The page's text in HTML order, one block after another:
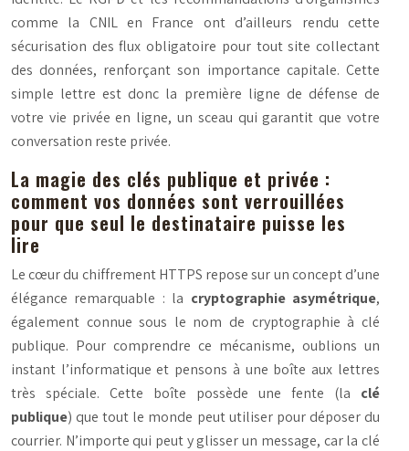
comme la CNIL en France ont d’ailleurs rendu cette
sécurisation des flux obligatoire pour tout site collectant
des données, renforçant son importance capitale. Cette
simple lettre est donc la première ligne de défense de
votre vie privée en ligne, un sceau qui garantit que votre
conversation reste privée.
La magie des clés publique et privée :
comment vos données sont verrouillées
pour que seul le destinataire puisse les
lire
Le cœur du chiffrement HTTPS repose sur un concept d’une
élégance remarquable : la cryptographie asymétrique,
également connue sous le nom de cryptographie à clé
publique. Pour comprendre ce mécanisme, oublions un
instant l’informatique et pensons à une boîte aux lettres
très spéciale. Cette boîte possède une fente (la clé
publique) que tout le monde peut utiliser pour déposer du
courrier. N’importe qui peut y glisser un message, car la clé